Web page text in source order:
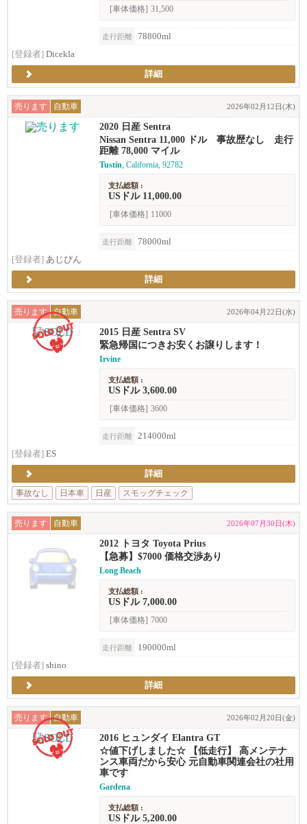
[車体価格] 31,500
走行距離
78800ml
[登録者] Dicekla
詳細
売ります 自動車 2026年02月12日(木)
2020 日産 Sentra
Nissan Sentra 11,000 ドル 事故歴なし 走行
距離 78,000 マイル
Tustin, California, 92782
支払総額 :
USドル 11,000.00
[車体価格] 11000
走行距離
78000ml
[登録者] あじぴん
詳細
売ります 自動車 2026年04月22日(水)
2015 日産 Sentra SV
緊急帰国につきお安くお譲りします！
Irvine
支払総額 :
USドル 3,600.00
[車体価格] 3600
走行距離
214000ml
[登録者] ES
詳細
事故なし
日本車 日産 スモッグチェック
売ります 自動車 2026年07月30日(木)
2012 トヨタ Toyota Prius
【急募】$7000 価格交渉あり
Long Beach
支払総額 :
USドル 7,000.00
[車体価格] 7000
走行距離
190000ml
[登録者] shino
詳細
売ります 自動車 2026年02月20日(金)
2016 ヒュンダイ Elantra GT
☆値下げしました☆ 【低走行】 高メンテナ
ンス車両だから安心 元自動車関連会社の社用
車です
Gardena
支払総額 :
USドル 5,200.00